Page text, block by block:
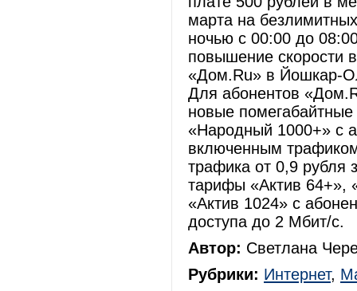
марта на
ночью с 00:00 до
повышение скорости
«Дом.Ru» в Йошкар-
Для абонентов
новые
«Народный 1000+» с
включенным
трафика от 0,9 рубля
тарифы «Актив 64+»,
«Актив 1024» с
доступа до 2 Мбит/с.
Автор: Светлана
Рубрики: Интернет,